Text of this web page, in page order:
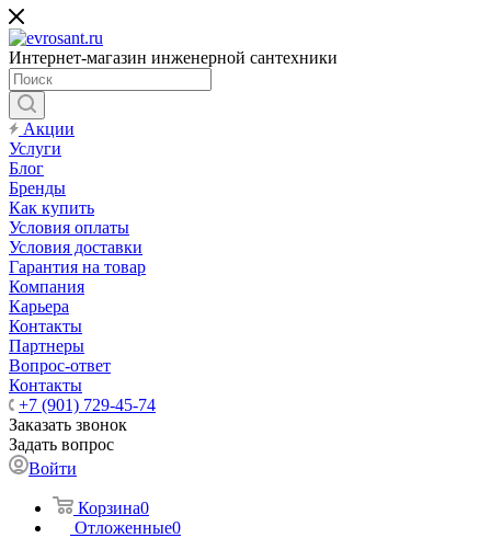
Интернет-магазин инженерной сантехники
Акции
Услуги
Блог
Бренды
Как купить
Условия оплаты
Условия доставки
Гарантия на товар
Компания
Карьера
Контакты
Партнеры
Вопрос-ответ
Контакты
+7 (901) 729-45-74
Заказать звонок
Задать вопрос
Войти
Корзина0
Отложенные0